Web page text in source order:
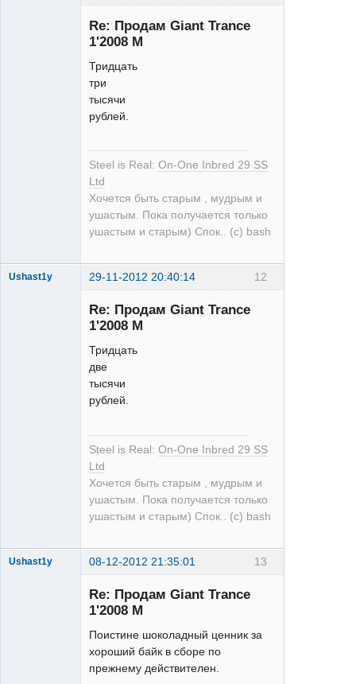
Re: Продам Giant Trance
1'2008 M
Тридцать
три
тысячи
рублей.
Steel is Real: On-One Inbred 29 SS
Ltd
Хочется быть старым , мудрым и
ушастым. Пока получается только
ушастым и старым) Спок.. (с) bash
12
Ushast1y 29-11-2012 20:40:14
Re: Продам Giant Trance
1'2008 M
Тридцать
две
тысячи
рублей.
Steel is Real: On-One Inbred 29 SS
Ltd
Хочется быть старым , мудрым и
ушастым. Пока получается только
ушастым и старым) Спок.. (с) bash
13
Ushast1y 08-12-2012 21:35:01
Re: Продам Giant Trance
1'2008 M
Поистине шоколадный ценник за
хороший байк в сборе по
прежнему действителен.